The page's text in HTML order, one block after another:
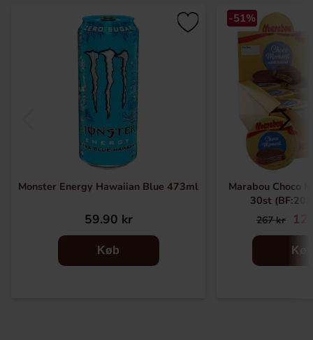
Monster Energy Hawaiian Blue 473ml
59.90 kr
Køb
-51%
Marabou Choco
30st
267 kr
Køb